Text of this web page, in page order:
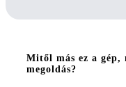
Mitől más ez a
megoldás?